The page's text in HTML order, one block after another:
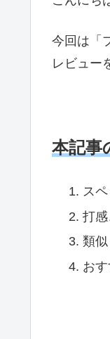
今回は「
レビュー
本記事
ス
打
類
お